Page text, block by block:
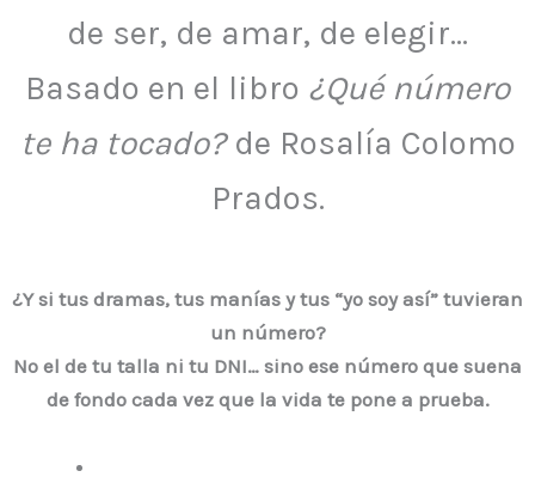
de ser, de amar, de elegir…
Basado en el libro ¿Qué número
te ha tocado?de Rosalía Colomo
Prados.
¿Y si tus dramas, tus manías y tus “yo soy así” tuvieran
un número?
No el de tu talla ni tu DNI… sino ese número que suena
de fondo cada vez que la vida te pone a prueba.